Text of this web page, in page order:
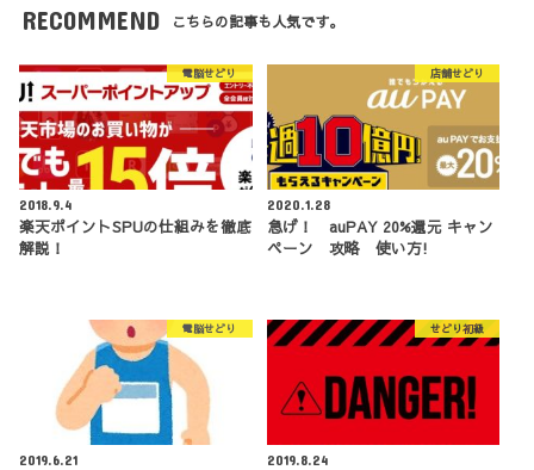
RECOMMEND こちらの記事も人気です。
電脳せどり
2018.9.4
楽天ポイントSPUの仕組みを徹底
解説！
店舗せどり
2020.1.28
急げ！ auPAY 20%還元 キャン
ペーン 攻略 使い方!
電脳せどり
2019.6.21
せどり初級
2019.8.24